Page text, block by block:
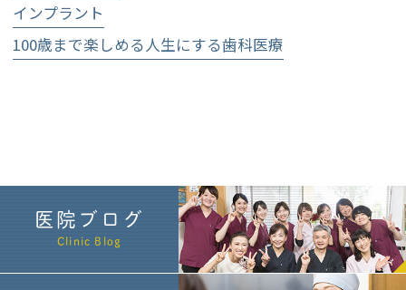
インプラント
100歳まで楽しめる人生にする歯科医療
医院ブログ
Clinic Blog